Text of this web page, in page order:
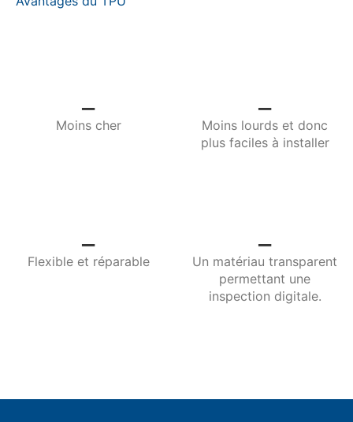
Moins cher
Moins lourds et donc
plus faciles à installer
Flexible et réparable
Un matériau transparent
permettant une
inspection digitale.